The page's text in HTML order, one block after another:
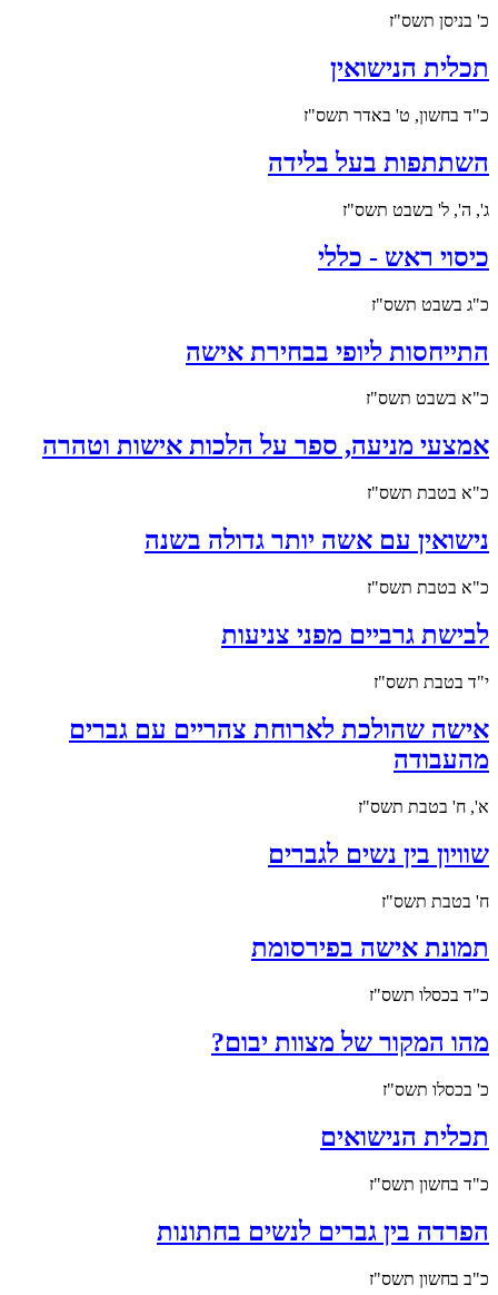
כ' בניסן תשס"ז
תכלית הנישואין
כ"ד בחשון, ט' באדר תשס"ז
השתתפות בעל בלידה
ג', ה', ל' בשבט תשס"ז
כיסוי ראש - כללי
כ"ג בשבט תשס"ז
התייחסות ליופי בבחירת אישה
כ"א בשבט תשס"ז
אמצעי מניעה, ספר על הלכות אישות וטהרה
כ"א בטבת תשס"ז
נישואין עם אשה יותר גדולה בשנה
כ"א בטבת תשס"ז
לבישת גרביים מפני צניעות
י"ד בטבת תשס"ז
אישה שהולכת לארוחת צהריים עם גברים
מהעבודה
א', ח' בטבת תשס"ז
שוויון בין נשים לגברים
ח' בטבת תשס"ז
תמונת אישה בפירסומת
כ"ד בכסלו תשס"ז
מהו המקור של מצוות יבום?
כ' בכסלו תשס"ז
תכלית הנישואים
כ"ד בחשון תשס"ז
הפרדה בין גברים לנשים בחתונות
כ"ב בחשון תשס"ז